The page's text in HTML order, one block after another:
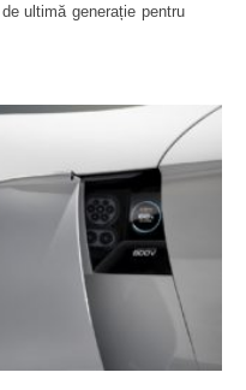
ultimă generație pentru